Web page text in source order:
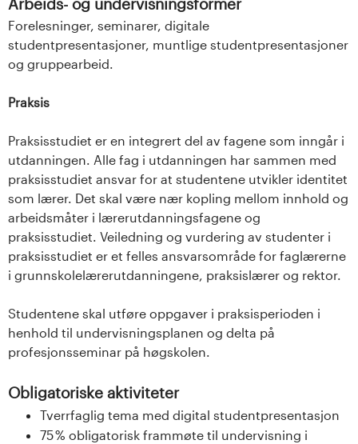
Arbeids- og undervisningsformer
Forelesninger, seminarer, digitale
studentpresentasjoner, muntlige studentpresentasjoner
og gruppearbeid.
Praksis
Praksisstudiet er en integrert del av fagene som inngår i
utdanningen. Alle fag i utdanningen har sammen med
praksisstudiet ansvar for at studentene utvikler identitet
som lærer. Det skal være nær kopling mellom innhold og
arbeidsmåter i lærerutdanningsfagene og
praksisstudiet. Veiledning og vurdering av studenter i
praksisstudiet er et felles ansvarsområde for faglærerne
i grunnskolelærerutdanningene, praksislærer og rektor.
Studentene skal utføre oppgaver i praksisperioden i
henhold til undervisningsplanen og delta på
profesjonsseminar på høgskolen.
Obligatoriske aktiviteter
Tverrfaglig tema med digital studentpresentasjon
75 % obligatorisk frammøte til undervisning i